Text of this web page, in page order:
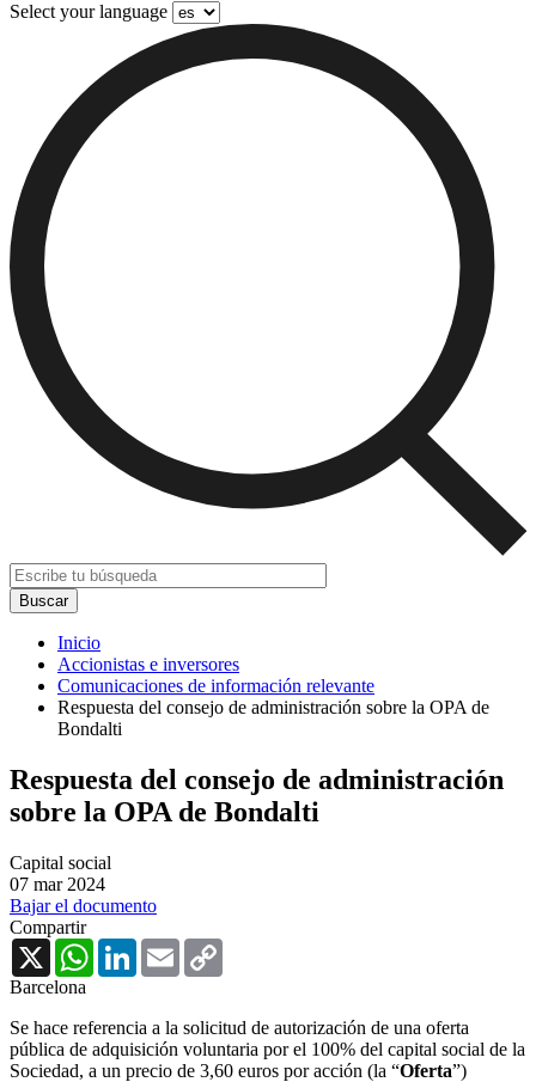
Select your language
Inicio
Accionistas e inversores
Comunicaciones de información relevante
Respuesta del consejo de administración sobre la OPA de
Bondalti
Respuesta del consejo de administración
sobre la OPA de Bondalti
Capital social
07 mar 2024
Bajar el documento
Compartir
X
WhatsAppLinkedInEmail
Barcelona
Se hace referencia a la solicitud de autorización de una oferta
pública de adquisición voluntaria por el 100% del capital social de la
Sociedad, a un precio de 3,60 euros por acción (la “Oferta”)